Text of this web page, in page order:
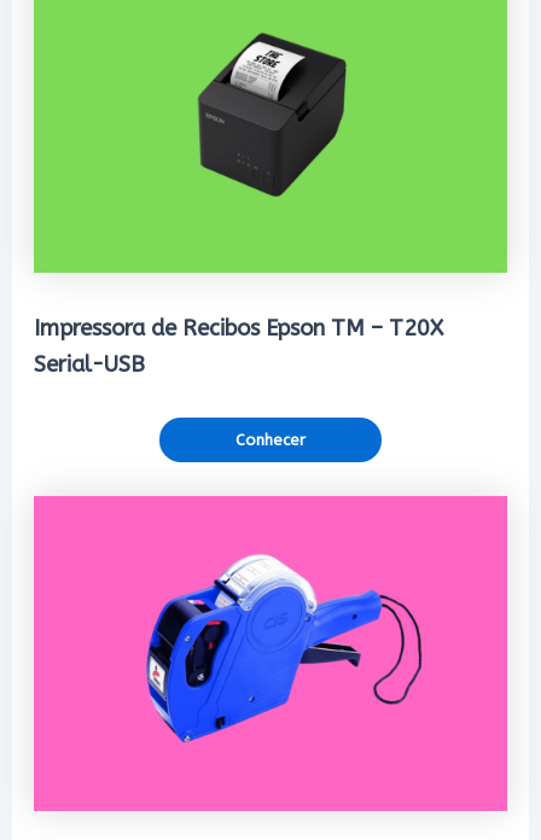
Impressora de Recibos Epson TM – T20X
Serial-USB
Conhecer